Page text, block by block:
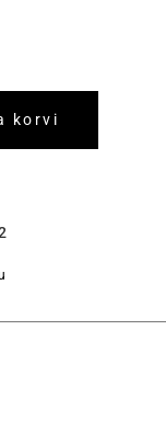
korvi